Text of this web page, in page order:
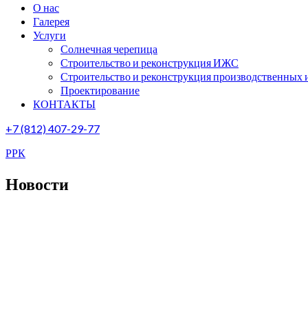
О нас
Галерея
Услуги
Солнечная черепица
Строительство и реконструкция ИЖС
Строительство и реконструкция
Проектирование
КОНТАКТЫ
+7 (812) 407-29-77
РРК
Новости